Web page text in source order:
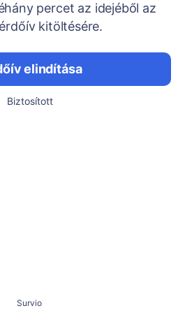
percet az idejéből az
kitöltésére.
elindítása
Biztosított
Survio